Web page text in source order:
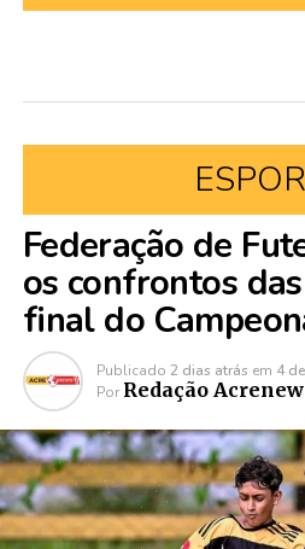
Federação de
os confrontos
final do
Publicado 2 dias atrás em 4
Por Redação